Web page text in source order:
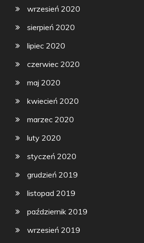
wrzesień 2020
sierpień 2020
lipiec 2020
czerwiec 2020
maj 2020
kwiecień 2020
marzec 2020
luty 2020
styczeń 2020
grudzień 2019
listopad 2019
październik 2019
wrzesień 2019